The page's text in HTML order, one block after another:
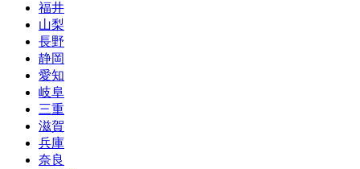
福井
山梨
長野
静岡
愛知
岐阜
三重
滋賀
兵庫
奈良